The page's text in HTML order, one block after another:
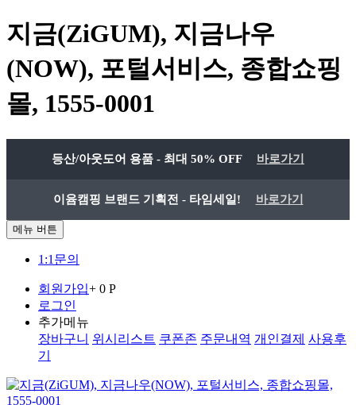
지금(ZiGUM), 지금나우
(NOW), 포털서비스, 종합쇼핑
몰, 1555-0001
등산/아웃도어 용품 - 최대 50% OFF 바로가기
이윰캠핑 브랜드 기획전 - 타임세일! 바로가기
메뉴 버튼
1:1문의
회원가입+ 0 P
로그인
추가메뉴
장바구니 위시리스트 쿠폰존 주문내역 개인결제 사용후
기